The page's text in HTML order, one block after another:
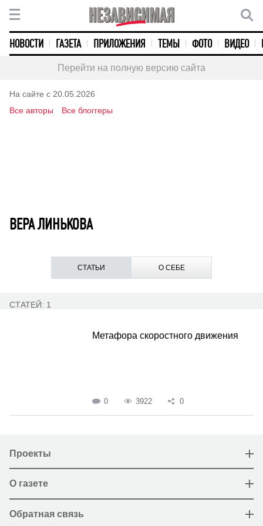
НОВОСТИ ГАЗЕТА ПРИЛОЖЕНИЯ ТЕМЫ ФОТО ВИДЕО
Перейти на полную версию сайта
На сайте с 20.05.2026
Все авторы
Все блоггеры
ВЕРА ЛИНЬКОВА
СТАТЬИ О СЕБЕ
СТАТЕЙ: 1
Метафора скоростного движения
0 3922 0
Проекты
О газете
Обратная связь